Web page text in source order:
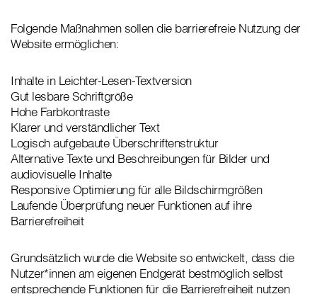
Folgende Maßnahmen sollen die barrierefreie Nutzung der
Website ermöglichen:
Inhalte in Leichter-Lesen-Textversion
Gut lesbare Schriftgröße
Hohe Farbkontraste
Klarer und verständlicher Text
Logisch aufgebaute Überschriftenstruktur
Alternative Texte und Beschreibungen für Bilder und
audiovisuelle Inhalte
Responsive Optimierung für alle Bildschirmgrößen
Laufende Überprüfung neuer Funktionen auf ihre
Barrierefreiheit
Grundsätzlich wurde die Website so entwickelt, dass die
Nutzer*innen am eigenen Endgerät bestmöglich selbst
entsprechende Funktionen für die Barrierefreiheit nutzen